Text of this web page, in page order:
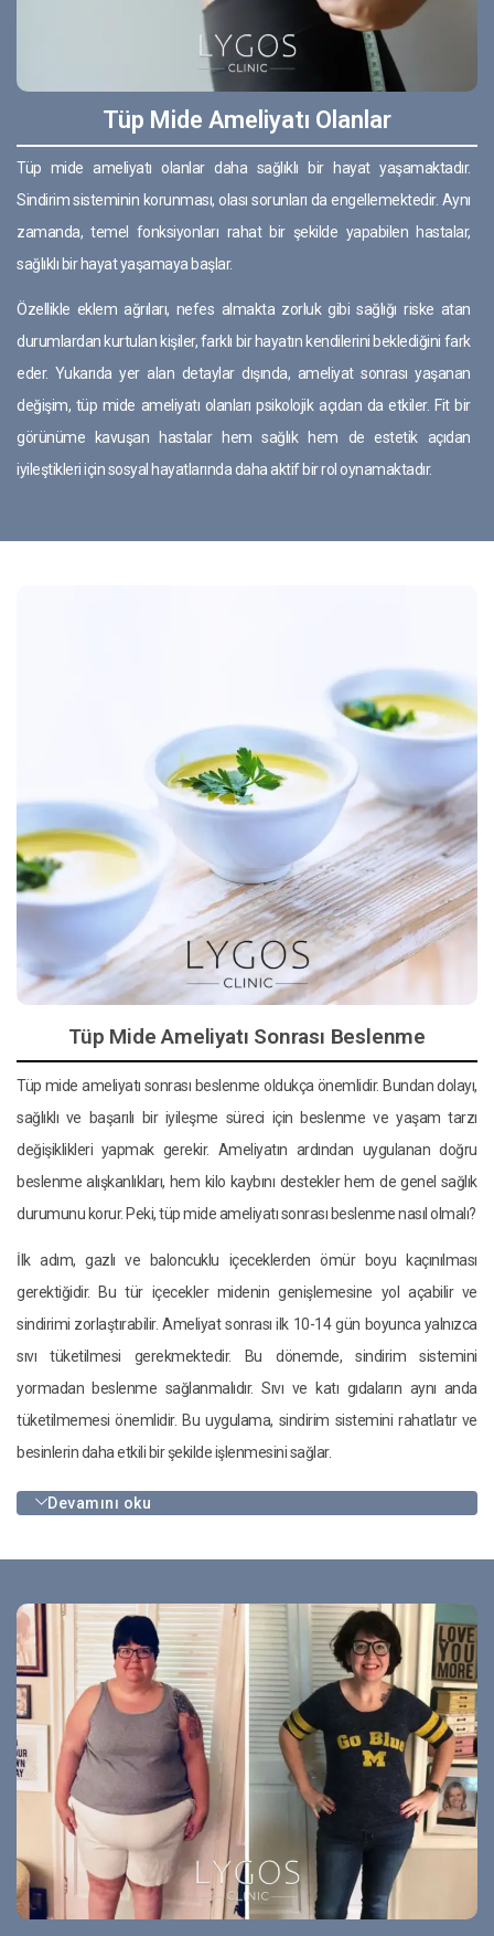
Tüp Mide Ameliyatı Olanlar
Tüp mide ameliyatı olanlar daha sağlıklı bir hayat yaşamaktadır.
Sindirim sisteminin korunması, olası sorunları da engellemektedir. Aynı
zamanda, temel fonksiyonları rahat bir şekilde yapabilen hastalar,
sağlıklı bir hayat yaşamaya başlar.
Özellikle eklem ağrıları, nefes almakta zorluk gibi sağlığı riske atan
durumlardan kurtulan kişiler, farklı bir hayatın kendilerini beklediğini fark
eder. Yukarıda yer alan detaylar dışında, ameliyat sonrası yaşanan
değişim, tüp mide ameliyatı olanları psikolojik açıdan da etkiler. Fit bir
görünüme kavuşan hastalar hem sağlık hem de estetik açıdan
iyileştikleri için sosyal hayatlarında daha aktif bir rol oynamaktadır.
Tüp Mide Ameliyatı Sonrası Beslenme
Tüp mide ameliyatı sonrası beslenme oldukça önemlidir. Bundan dolayı,
sağlıklı ve başarılı bir iyileşme süreci için beslenme ve yaşam tarzı
değişiklikleri yapmak gerekir. Ameliyatın ardından uygulanan doğru
beslenme alışkanlıkları, hem kilo kaybını destekler hem de genel sağlık
durumunu korur. Peki, tüp mide ameliyatı sonrası beslenme nasıl olmalı?
İlk adım, gazlı ve baloncuklu içeceklerden ömür boyu kaçınılması
gerektiğidir. Bu tür içecekler midenin genişlemesine yol açabilir ve
sindirimi zorlaştırabilir. Ameliyat sonrası ilk 10-14 gün boyunca yalnızca
sıvı tüketilmesi gerekmektedir. Bu dönemde, sindirim sistemini
yormadan beslenme sağlanmalıdır. Sıvı ve katı gıdaların aynı anda
tüketilmemesi önemlidir. Bu uygulama, sindirim sistemini rahatlatır ve
besinlerin daha etkili bir şekilde işlenmesini sağlar.
Devamını oku